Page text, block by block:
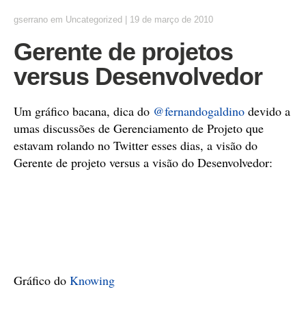
gserrano em Uncategorized 19 de março de 2010
Gerente de projetos
versus Desenvolvedor
Um gráfico bacana, dica do @fernandogaldino devido a
umas discussões de Gerenciamento de Projeto que
estavam rolando no Twitter esses dias, a visão do
Gerente de projeto versus a visão do Desenvolvedor:
Gráfico do Knowing